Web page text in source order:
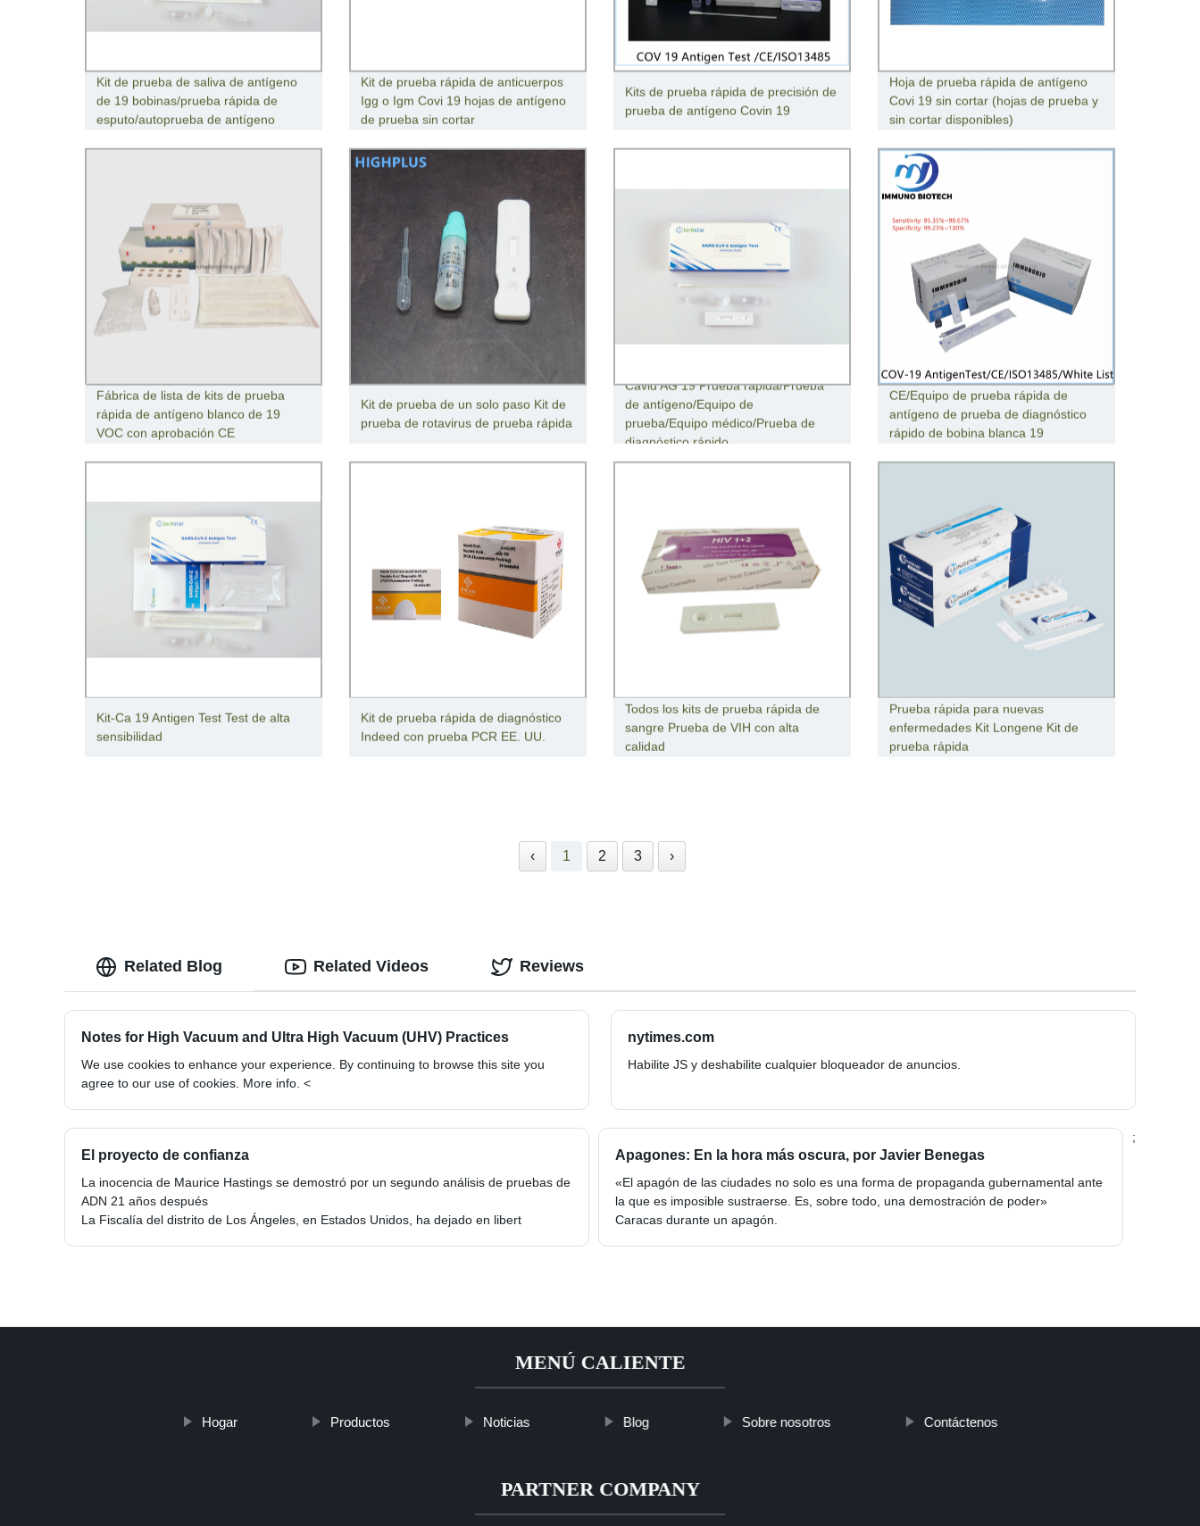
Kit de prueba de saliva de antígeno
de 19 bobinas/prueba rápida de
esputo/autoprueba de antígeno
Kit de prueba rápida de anticuerpos
Igg o Igm Covi 19 hojas de antígeno
de prueba sin cortar
Kits de prueba rápida de precisión de
prueba de antígeno Covin 19
Hoja de prueba rápida de antígeno
Covi 19 sin cortar (hojas de prueba y
sin cortar disponibles)
Fábrica de lista de kits de prueba
rápida de antígeno blanco de 19
VOC con aprobación CE
Kit de prueba de un solo paso Kit de
prueba de rotavirus de prueba rápida
Cavid AG 19 Prueba rápida/Prueba
de antígeno/Equipo de
prueba/Equipo médico/Prueba de
diagnóstico rápido
CE/Equipo de prueba rápida de
antígeno de prueba de diagnóstico
rápido de bobina blanca 19
Kit-Ca 19 Antigen Test Test de alta
sensibilidad
Kit de prueba rápida de diagnóstico
Indeed con prueba PCR EE. UU.
Todos los kits de prueba rápida de
sangre Prueba de VIH con alta
calidad
Prueba rápida para nuevas
enfermedades Kit Longene Kit de
prueba rápida
‹ 1 2 3 ›
Related Blog
Notes for High Vacuum and Ultra High Vacuum (UHV) Practices
We use cookies to enhance your experience. By continuing to browse this site you
agree to our use of cookies. More info. <
nytimes.com
Habilite JS y deshabilite cualquier bloqueador de anuncios.
El proyecto de confianza
La inocencia de Maurice Hastings se demostró por un segundo análisis de pruebas de
ADN 21 años después
La Fiscalía del distrito de Los Ángeles, en Estados Unidos, ha dejado en libert
Apagones: En la hora más oscura, por Javier Benegas
«El apagón de las ciudades no solo es una forma de propaganda gubernamental ante
la que es imposible sustraerse. Es, sobre todo, una demostración de poder»
Caracas durante un apagón.
;
Related Videos Reviews
MENÚ CALIENTE
Hogar Productos Noticias Blog Sobre nosotros Contáctenos
PARTNER COMPANY